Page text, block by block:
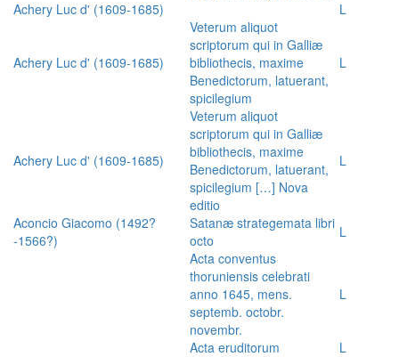
Achery Luc d' (1609-1685) L
Achery Luc d' (1609-1685)
Veterum aliquot
scriptorum qui in Galliæ
bibliothecis, maxime
Benedictorum, latuerant,
spicilegium
L
Achery Luc d' (1609-1685)
Veterum aliquot
scriptorum qui in Galliæ
bibliothecis, maxime
Benedictorum, latuerant,
spicilegium […] Nova
editio
L
Aconcio Giacomo (1492?
-1566?)
Satanæ strategemata libri
octo
L
Acta conventus
thoruniensis celebrati
anno 1645, mens.
septemb. octobr.
novembr.
L
Acta eruditorum
L